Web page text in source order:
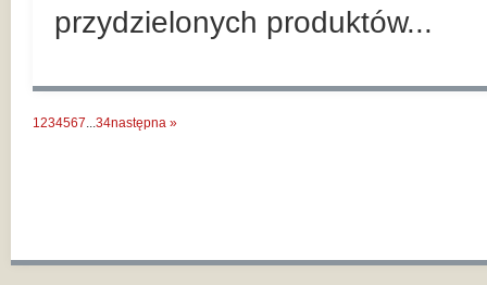
przydzielonych produktów...
1234567...34następna »